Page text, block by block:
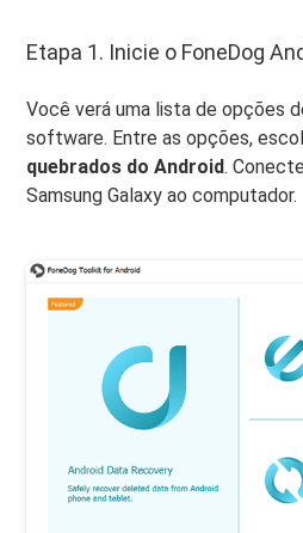
Etapa 1. Inicie o FoneDog
Você verá uma lista de opções
software. Entre as opções,
quebrados do Android.
Samsung Galaxy ao computador.